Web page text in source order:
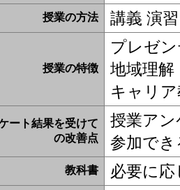
授業の方法 講義 演習
授業の特徴
プレゼ
地域理解
キャリ
ート結果を受けて
の改善点
授業ア
参加で
教科書 必要に